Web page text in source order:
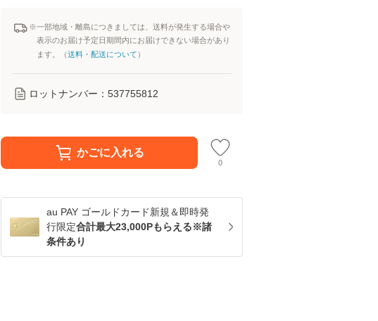
※一部地域・離島につきましては、送料が発生する場合や
表示のお届け予定日期間内にお届けできない場合があり
ます。（送料・配送について ）
ロットナンバー： 537755812
かごに入れる
0
au PAY ゴールドカード新規＆即時発
行限定合計最大23,000Pもらえる※諸
条件あり